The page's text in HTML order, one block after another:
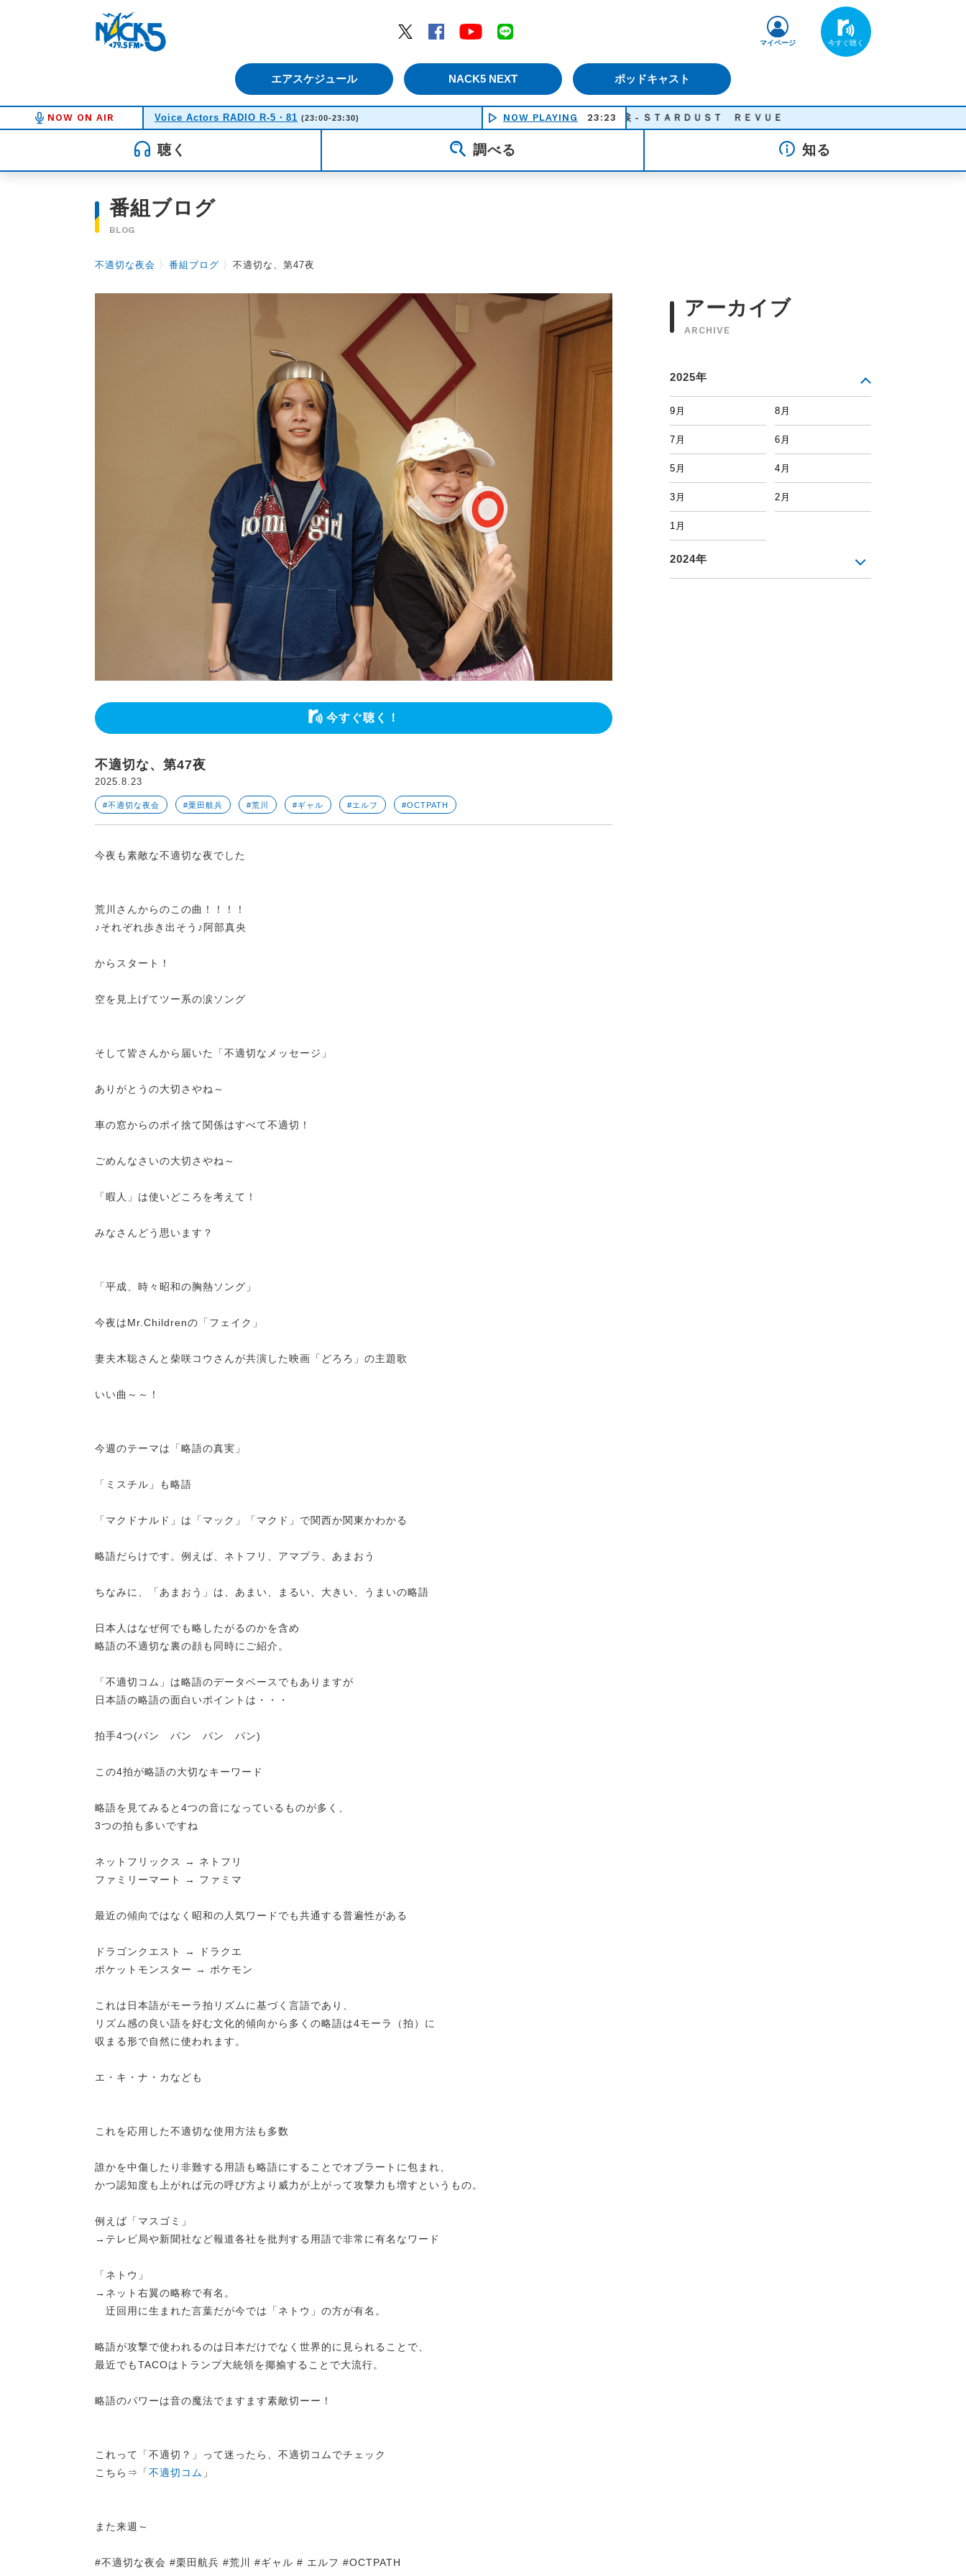
Twitter
Facebook YouTube
エアスケジュール NACK5 NEXT ポッドキャスト
マイページ
NOW ON AIR Voice Actors RADIO R-5・81 (23:00-23:30) NOW PLAYING 23:23
木蘭の涙 - ＳＴＡＲＤＵＳＴ ＲＥＶＵＥ
聴く 調べる 知る
番組ブログ
BLOG
不適切な夜会 〉 番組ブログ 〉 不適切な、第47夜
今すぐ聴く！
不適切な、第47夜
2025.8.23
#不適切な夜会 #栗田航兵 #荒川 #ギャル #エルフ #OCTPATH
今夜も素敵な不適切な夜でした
荒川さんからのこの曲！！！！
♪それぞれ歩き出そう♪阿部真央
からスタート！
空を見上げてツー系の涙ソング
そして皆さんから届いた「不適切なメッセージ」
ありがとうの大切さやね～
車の窓からのポイ捨て関係はすべて不適切！
ごめんなさいの大切さやね～
「暇人」は使いどころを考えて！
みなさんどう思います？
「平成、時々昭和の胸熱ソング」
今夜はMr.Childrenの「フェイク」
妻夫木聡さんと柴咲コウさんが共演した映画「どろろ」の主題歌
いい曲～～！
今週のテーマは「略語の真実」
「ミスチル」も略語
「マクドナルド」は「マック」「マクド」で関西か関東かわかる
略語だらけです。例えば、ネトフリ、アマプラ、あまおう
ちなみに、「あまおう」は、あまい、まるい、大きい、うまいの略語
日本人はなぜ何でも略したがるのかを含め
略語の不適切な裏の顔も同時にご紹介。
「不適切コム」は略語のデータベースでもありますが
日本語の略語の面白いポイントは・・・
拍手4つ(パン パン パン パン)
この4拍が略語の大切なキーワード
略語を見てみると4つの音になっているものが多く、
3つの拍も多いですね
ネットフリックス → ネトフリ
ファミリーマート → ファミマ
最近の傾向ではなく昭和の人気ワードでも共通する普遍性がある
ドラゴンクエスト → ドラクエ
ポケットモンスター → ポケモン
これは日本語がモーラ拍リズムに基づく言語であり、
リズム感の良い語を好む文化的傾向から多くの略語は4モーラ（拍）に
収まる形で自然に使われます。
エ・キ・ナ・カなども
これを応用した不適切な使用方法も多数
誰かを中傷したり非難する用語も略語にすることでオブラートに包まれ、
かつ認知度も上がれば元の呼び方より威力が上がって攻撃力も増すというもの。
例えば「マスゴミ」
→テレビ局や新聞社など報道各社を批判する用語で非常に有名なワード
「ネトウ」
→ネット右翼の略称で有名。
迂回用に生まれた言葉だが今では「ネトウ」の方が有名。
略語が攻撃で使われるのは日本だけでなく世界的に見られることで、
最近でもTACOはトランプ大統領を揶揄することで大流行。
略語のパワーは音の魔法でますます素敵切ーー！
これって「不適切？」って迷ったら、不適切コムでチェック
こちら⇒「不適切コム 」
また来週～
#不適切な夜会 #栗田航兵 #荒川 #ギャル # エルフ #OCTPATH
アーカイブ
ARCHIVE
2025年
9月 8月
7月 6月
5月 4月
3月 2月
1月
2024年